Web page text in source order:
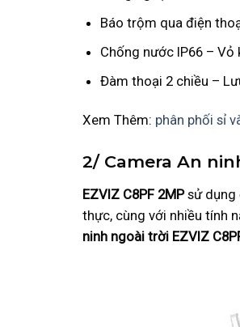
Báo trộm qua điện
Chống nước IP66 –
Đàm thoại 2 chiều –
Xem Thêm: phân phối sỉ
2/ Camera An
EZVIZ C8PF 2MPsử dụng
thực, cùng với nhiều tính
ninh ngoài trời EZVIZ